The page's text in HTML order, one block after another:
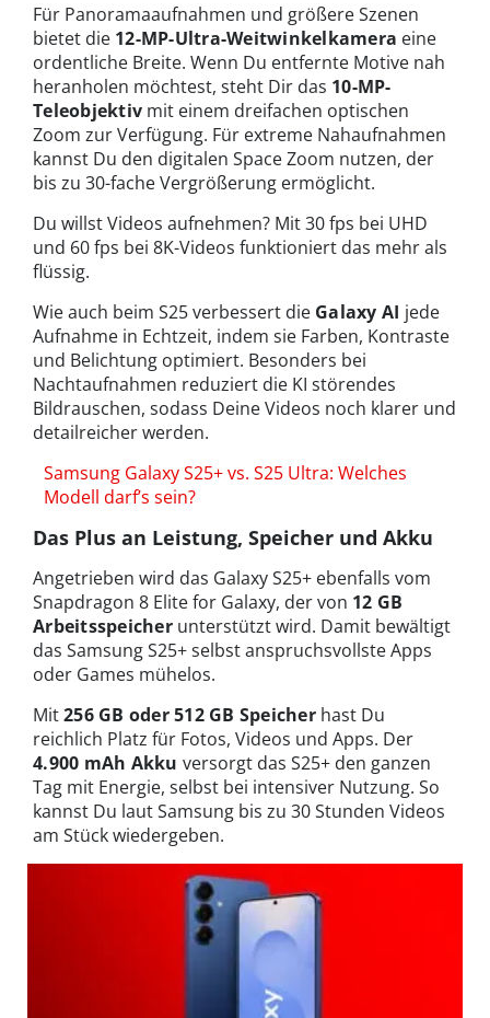
Für Panoramaaufnahmen und größere Szenen
bietet die 12-MP-Ultra-Weitwinkelkamera eine
ordentliche Breite. Wenn Du entfernte Motive nah
heranholen möchtest, steht Dir das 10-MP-
Teleobjektiv mit einem dreifachen optischen
Zoom zur Verfügung. Für extreme Nahaufnahmen
kannst Du den digitalen Space Zoom nutzen, der
bis zu 30-fache Vergrößerung ermöglicht.
Du willst Videos aufnehmen? Mit 30 fps bei UHD
und 60 fps bei 8K-Videos funktioniert das mehr als
flüssig.
Wie auch beim S25 verbessert die Galaxy AI jede
Aufnahme in Echtzeit, indem sie Farben, Kontraste
und Belichtung optimiert. Besonders bei
Nachtaufnahmen reduziert die KI störendes
Bildrauschen, sodass Deine Videos noch klarer und
detailreicher werden.
Samsung Galaxy S25+ vs. S25 Ultra: Welches
Modell darf’s sein?
Das Plus an Leistung, Speicher und Akku
Angetrieben wird das Galaxy S25+ ebenfalls vom
Snapdragon 8 Elite for Galaxy, der von 12 GB
Arbeitsspeicher unterstützt wird. Damit bewältigt
das Samsung S25+ selbst anspruchsvollste Apps
oder Games mühelos.
Mit256 GB oder 512 GB Speicher hast Du
reichlich Platz für Fotos, Videos und Apps. Der
4.900 mAh Akku versorgt das S25+ den ganzen
Tag mit Energie, selbst bei intensiver Nutzung. So
kannst Du laut Samsung bis zu 30 Stunden Videos
am Stück wiedergeben.